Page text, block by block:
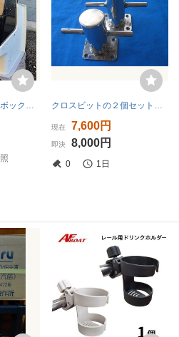
センターコンソールボックス(運転台) カスタム和船・プレジャーボート等に 検→YAMAHAヤマハFRP遊漁船釣り船 クロスビットの２個セット（ステンレス製）中古美品（未使用）送料込み価格ーE
現在 7,600円
即決 8,000円
0 1日